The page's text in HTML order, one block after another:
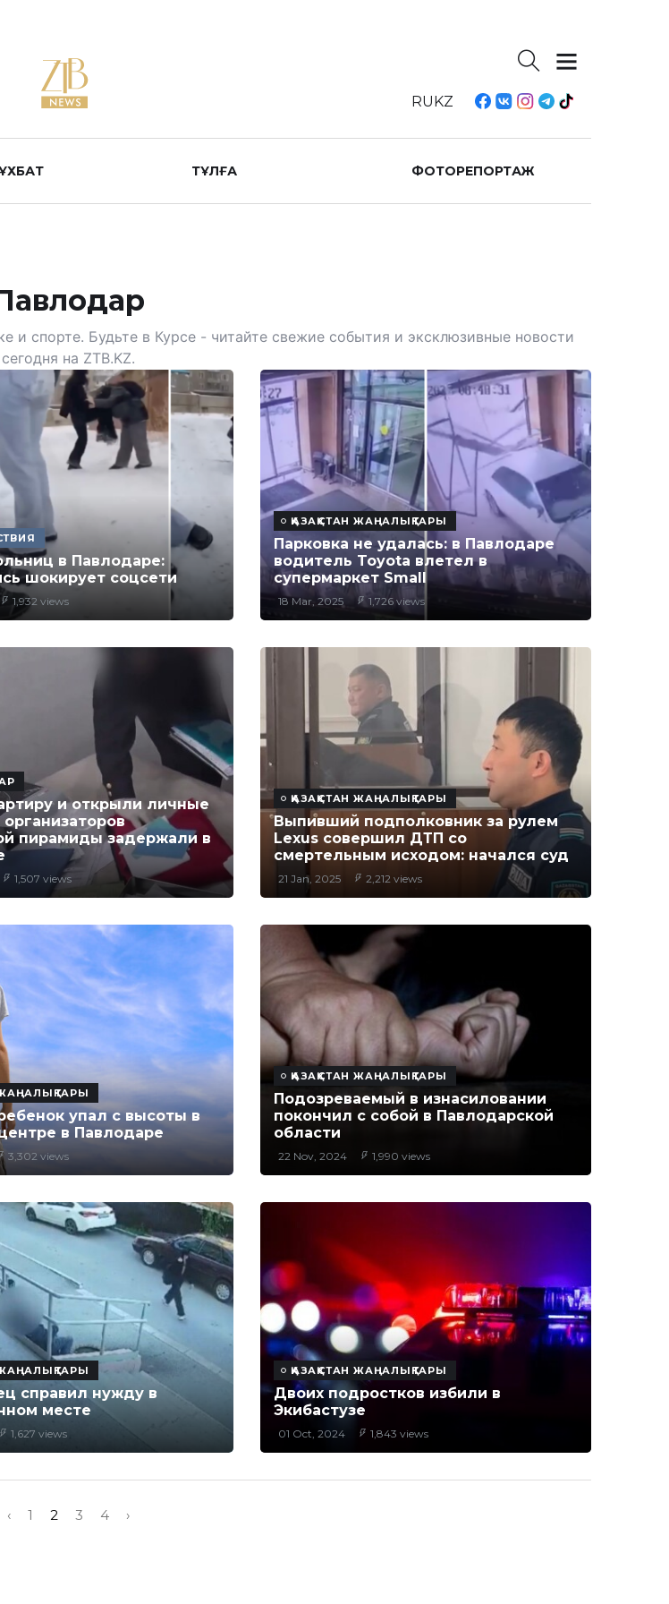
RUKZ
ТҰЛҒА ФОТОРЕПОРТАЖ
и спорте. Будьте в Курсе - читайте свежие события и эксклюзивные новости
сегодня на ZTB.KZ.
в Павлодаре:
шокирует соцсети
1,932 views
ҚАЗАҚСТАН ЖАҢАЛЫҚТАРЫ
Парковка не удалась: в Павлодаре
водитель Toyota влетел в
супермаркет Small
18 Mar, 2025 1,726 views
и открыли личные
пирамиды задержали в
1,507 views
ҚАЗАҚСТАН ЖАҢАЛЫҚТАРЫ
Выпивший подполковник за рулем
Lexus совершил ДТП со
смертельным исходом: начался суд
21 Jan, 2025 2,212 views
ЖАҢАЛЫҚТАРЫ
упал с высоты в
в Павлодаре
3,302 views
ҚАЗАҚСТАН ЖАҢАЛЫҚТАРЫ
Подозреваемый в изнасиловании
покончил с собой в Павлодарской
области
22 Nov, 2024 1,990 views
ЖАҢАЛЫҚТАРЫ
справил нужду в
месте
1,627 views
ҚАЗАҚСТАН ЖАҢАЛЫҚТАРЫ
Двоих подростков избили в
Экибастузе
01 Oct, 2024 1,843 views
‹ 1 2 3 4 ›